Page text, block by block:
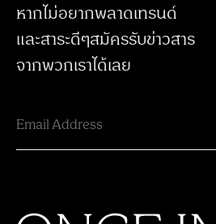
หากไม่อยากพลาดเทรนด์
และสาระดีๆสมัครรับข่าวสาร
จากพวกเราได้เลย